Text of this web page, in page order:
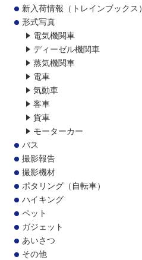
新入荷情報（トレインブックス）
形式写真
電気機関車
ディーゼル機関車
蒸気機関車
電車
気動車
客車
貨車
モーターカー
バス
撮影報告
撮影機材
ポタリング（自転車）
ハイキング
ペット
ガジェット
あいさつ
その他